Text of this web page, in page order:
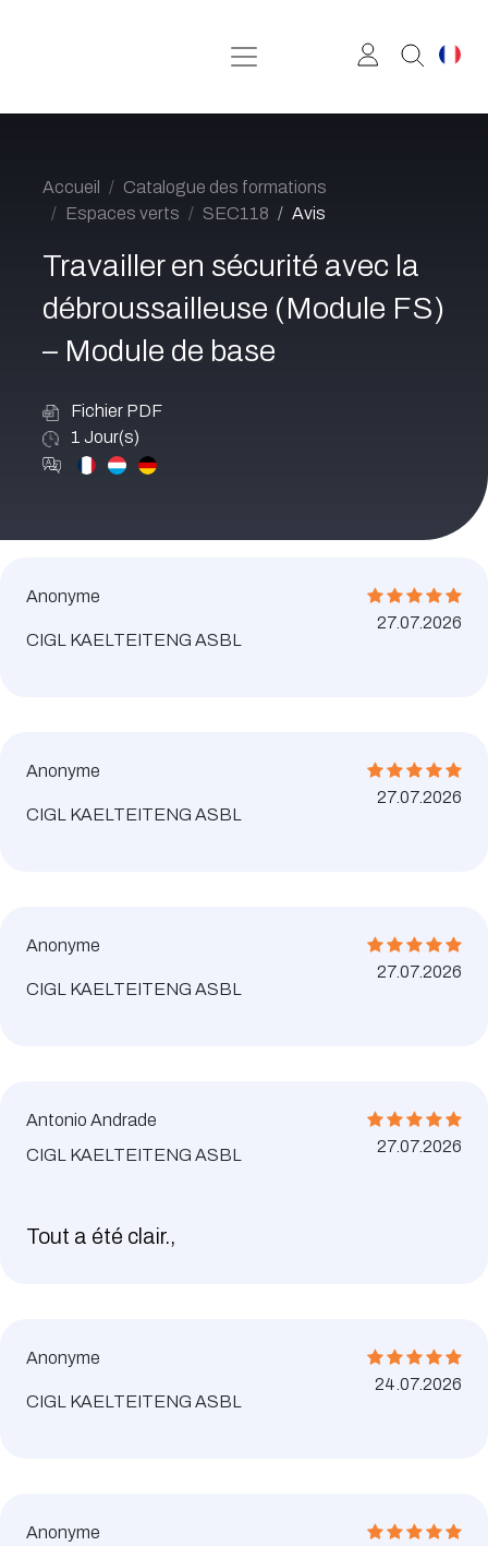
Accueil
Catalogue des formations
Espaces verts
SEC118 Avis
Travailler en sécurité avec la
débroussailleuse (Module FS)
– Module de base
Fichier PDF
1 Jour(s)
Anonyme
CIGL KAELTEITENG ASBL
27.07.2026
Anonyme
CIGL KAELTEITENG ASBL
27.07.2026
Anonyme
CIGL KAELTEITENG ASBL
27.07.2026
Antonio Andrade
CIGL KAELTEITENG ASBL
27.07.2026
Tout a été clair.,
Anonyme
CIGL KAELTEITENG ASBL
24.07.2026
Anonyme